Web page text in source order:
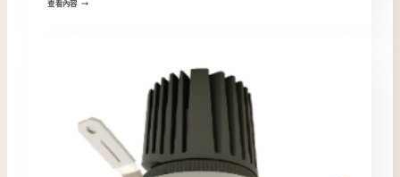
查看內容